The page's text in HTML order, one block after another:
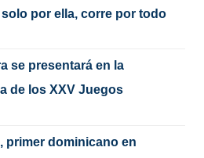
por ella, corre por todo
se presentará en la
de los XXV Juegos
primer dominicano en